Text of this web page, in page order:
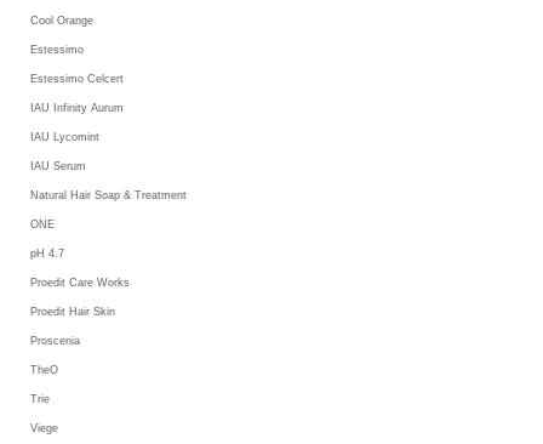
Cool Orange
Estessimo
Estessimo Celcert
IAU Infinity Aurum
IAU Lycomint
IAU Serum
Natural Hair Soap & Treatment
ONE
pH 4.7
Proedit Care Works
Proedit Hair Skin
Proscenia
TheO
Trie
Viege